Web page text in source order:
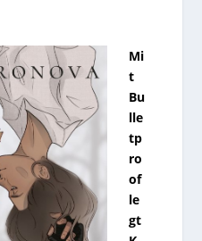
Mi
t
Bu
lle
tp
ro
of
le
gt